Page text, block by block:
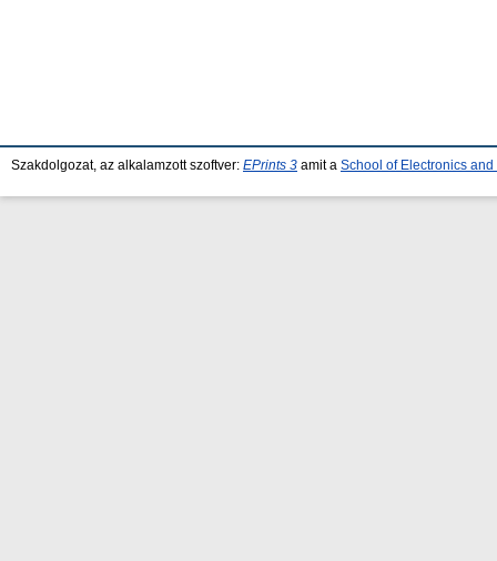
Szakdolgozat, az alkalamzott szoftver: EPrints 3 amit a School of Electronics